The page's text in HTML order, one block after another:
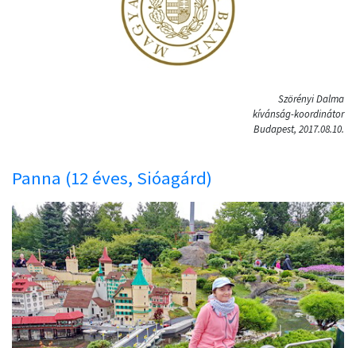
Szörényi Dalma
kívánság-koordinátor
Budapest, 2017.08.10.
Panna (12 éves, Sióagárd)